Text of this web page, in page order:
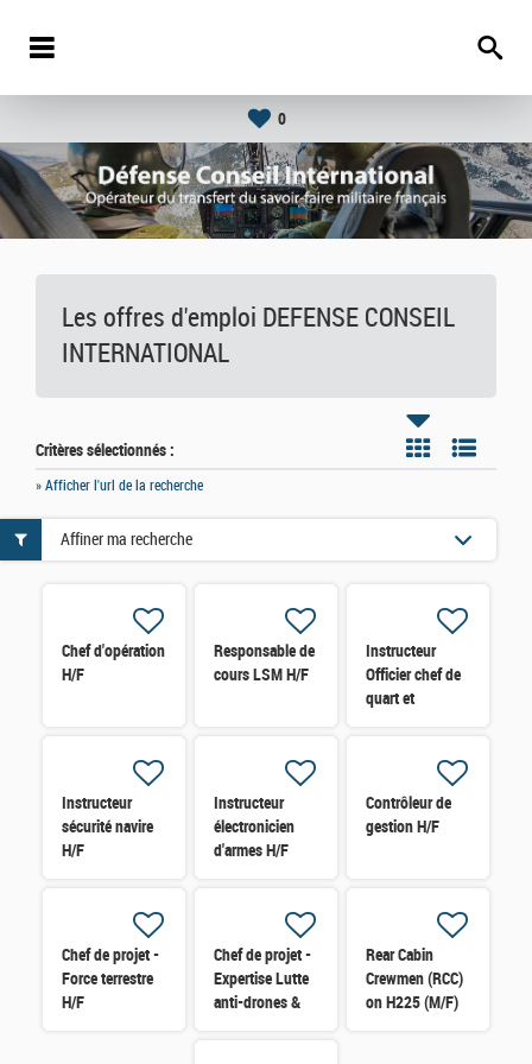
0
Les offres d'emploi DEFENSE CONSEIL
INTERNATIONAL
Critères sélectionnés :
» Afficher l'url de la recherche
Chef d'opération
H/F
Responsable de
cours LSM H/F
Instructeur
Officier chef de
quart et
Instructeur
sécurité navire
H/F
Instructeur
électronicien
d'armes H/F
Contrôleur de
gestion H/F
Chef de projet -
Force terrestre
H/F
Chef de projet -
Expertise Lutte
anti-drones &
Rear Cabin
Crewmen (RCC)
on H225 (M/F)
Affiner ma recherche